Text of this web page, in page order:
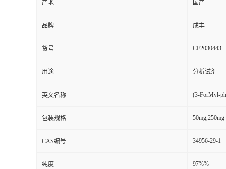
产地 国产
品牌 成丰
货号 CF2030443
用途 分析试剂
英文名称 (3-ForMyl-
包装规格 50mg,250mg
CAS编号 34956-29-1
纯度 97%%